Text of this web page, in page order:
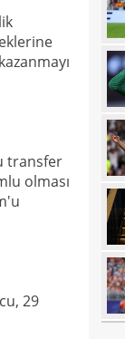
transfer
olması
29